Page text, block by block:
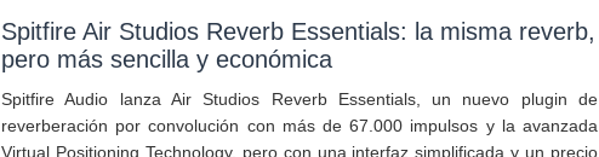
Spitfire Air Studios Reverb Essentials: la misma reverb,
pero más sencilla y económica
Spitfire Audio lanza Air Studios Reverb Essentials, un nuevo plugin de
reverberación por convolución con más de 67.000 impulsos y la avanzada
Virtual Positioning Technology, pero con una interfaz simplificada y un precio